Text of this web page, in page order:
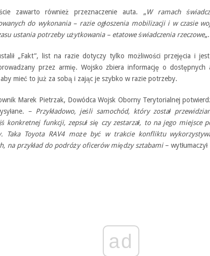
zawarto również przeznaczenie auta. „W ramach
do wykonania – razie ogłoszenia mobilizacji i w czasie
ustania potrzeby użytkowania – etatowe świadczenia rzeczowe„.
„Fakt”, list na razie dotyczy tylko możliwości przejęcia i
przez armię. Wojsko zbiera informację o dostępnych
aby mieć to już za sobą i zając je szybko w razie potrzeby.
Marek Pietrzak, Dowódca Wojsk Oborny Terytorialnej
– Przykładowo, jeśli samochód, który został
konkretnej funkcji, zepsuł się czy zestarzał, to na jego miejsce
Taka Toyota RAV4 może być w trakcie konfliktu
na przykład do podróży oficerów między sztabami– wytłumaczył
ad